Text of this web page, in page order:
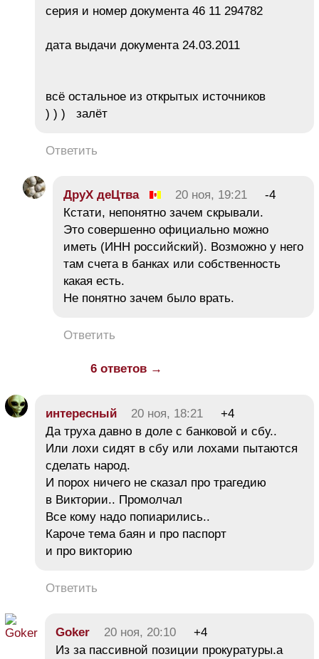
серия и номер документа 46 11 294782
дата выдачи документа 24.03.2011
всё остальное из открытых источников
) ) ) залёт
Ответить
ДруХ деЦтва 20 ноя, 19:21
-4
Кстати, непонятно зачем скрывали.
Это совершенно официально можно
иметь (ИНН российский). Возможно у него
там счета в банках или собственность
какая есть.
Не понятно зачем было врать.
Ответить
6 ответов →
интересный 20 ноя, 18:21
+4
Да труха давно в доле с банковой и сбу..
Или лохи сидят в сбу или лохами пытаются
сделать народ.
И порох ничего не сказал про трагедию
в Виктории.. Промолчал
Все кому надо попиарились..
Кароче тема баян и про паспорт
и про викторию
Ответить
Goker 20 ноя, 20:10
+4
Из за пассивной позиции прокуратуры.а